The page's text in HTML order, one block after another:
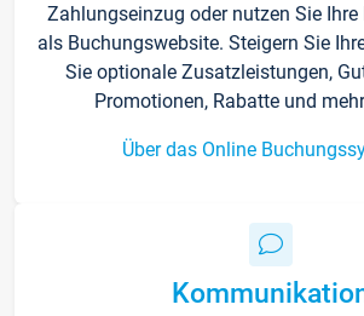
Zahlungseinzug oder nutzen Sie
als Buchungswebsite. Steigern Sie
Sie optionale Zusatzleistungen,
Promotionen, Rabatte und
Über das Online